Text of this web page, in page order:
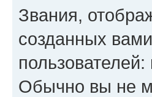
Звания,
созданных
Обычно вы не